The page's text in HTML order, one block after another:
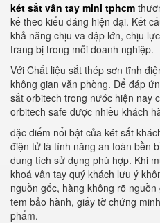
két sắt vân tay mini tphcm
kế theo kiểu dáng hiện đại. Kết
khả năng chịu va đập lớn, chịu
trang bị trong mỗi doanh nghiệp.
Với Chất liệu sắt thép sơn tĩnh
không gian văn phòng. Để đáp
sắt orbitech trong nước hiện nay
orbitech safe được nhiều khách
đặc điểm nổi bật của két sắt
điện tử là tính năng an toàn bền
dung tích sử dụng phù hợp. Khi
khoá vân tay quý khách lưu ý
nguồn gốc, hàng không rõ
tem bảo hành, giấy tờ chứng
phẩm.